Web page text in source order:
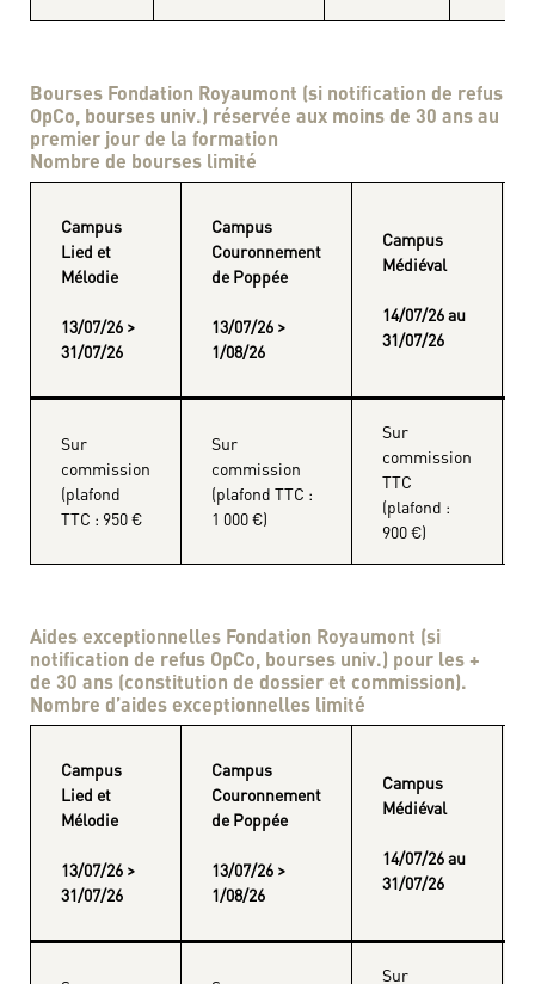
Bourses Fondation Royaumont (si notification de refus
OpCo, bourses univ.) réservée aux moins de 30 ans au
premier jour de la formation
Nombre de bourses limité
Campus
Lied et
Mélodie
13/07/26 >
31/07/26
Campus
Couronnement
de Poppée
13/07/26 >
1/08/26
Campus
Médiéval
14/07/26 au
31/07/26
Sur
commission
(plafond
TTC : 950 €
Sur
commission
(plafond TTC :
1 000 €)
Sur
commission
TTC
(plafond :
900 €)
Aides exceptionnelles Fondation Royaumont (si
notification de refus OpCo, bourses univ.) pour les +
de 30 ans (constitution de dossier et commission).
Nombre d’aides exceptionnelles limité
Campus
Lied et
Mélodie
13/07/26 >
31/07/26
Campus
Couronnement
de Poppée
13/07/26 >
1/08/26
Campus
Médiéval
14/07/26 au
31/07/26
Sur